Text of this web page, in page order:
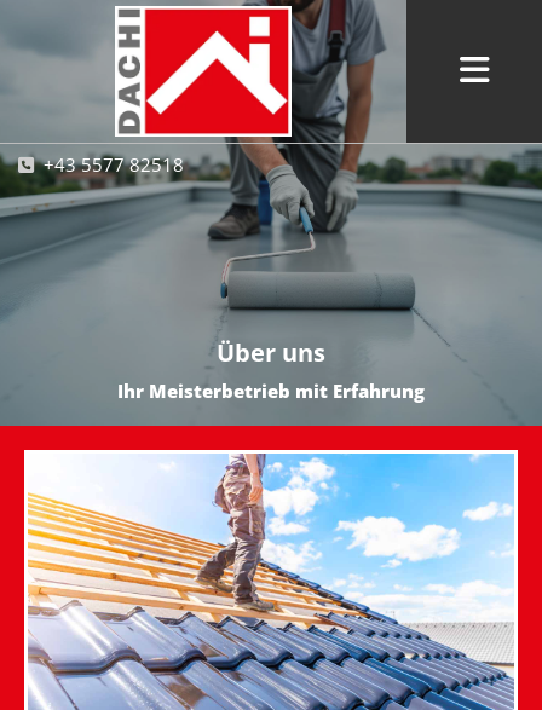
 +43 5577 82518
Über uns
Ihr Meisterbetrieb mit Erfahrung